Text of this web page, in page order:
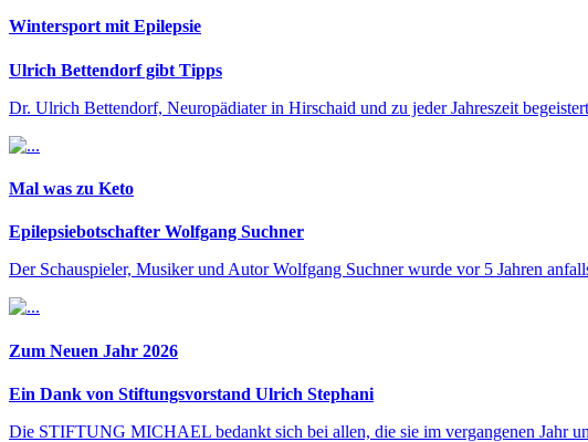
Wintersport mit Epilepsie
Ulrich Bettendorf gibt Tipps
Dr. Ulrich Bettendorf, Neuropädiater in Hirschaid und zu jeder Jahreszeit
Mal was zu Keto
Epilepsiebotschafter Wolfgang Suchner
Der Schauspieler, Musiker und Autor Wolfgang Suchner wurde vor 5 Jahren
Zum Neuen Jahr 2026
Ein Dank von Stiftungsvorstand Ulrich Stephani
Die STIFTUNG MICHAEL bedankt sich bei allen, die sie im vergangenen Jahr